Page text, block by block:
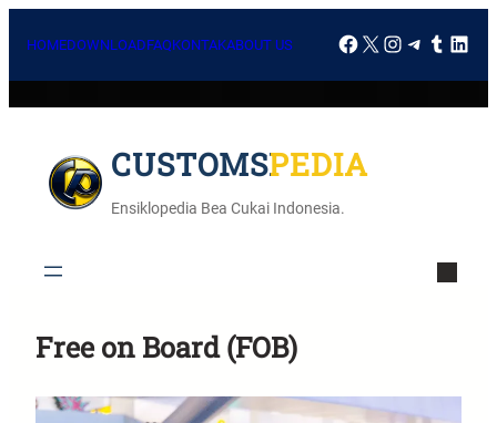
HOMEDOWNLOADFAQKONTAKABOUT US
CUSTOMSPEDIA
Ensiklopedia Bea Cukai Indonesia.
Free on Board (FOB)